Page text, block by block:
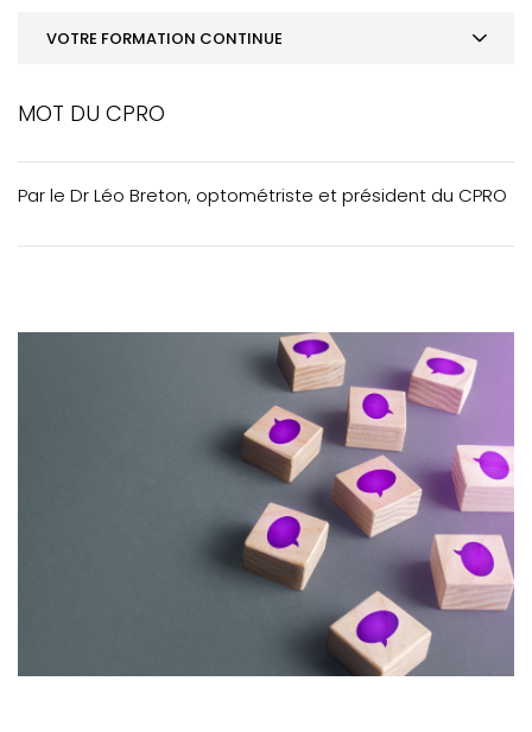
VOTRE FORMATION CONTINUE
ACTUALITÉS
MOT DU CPRO
Par le Dr Léo Breton, optométriste et président du CPRO